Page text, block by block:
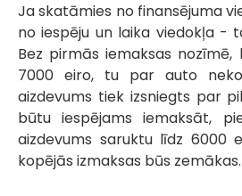
Ja skatāmies no finansējuma
no iespēju un laika viedokļa -
Bez pirmās iemaksas
7000 eiro, tu par auto
aizdevums tiek izsniegts par
būtu iespējams iemaksāt,
aizdevums saruktu līdz 6000
kopējās izmaksas būs zemākas.